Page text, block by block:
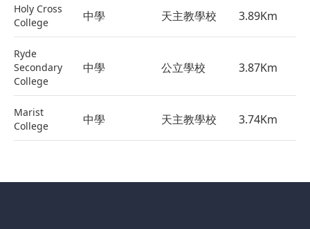
Holy Cross
College
中學 天主教學校 3.89Km
Ryde
Secondary
College
中學 公立學校 3.87Km
Marist
College
中學 天主教學校 3.74Km